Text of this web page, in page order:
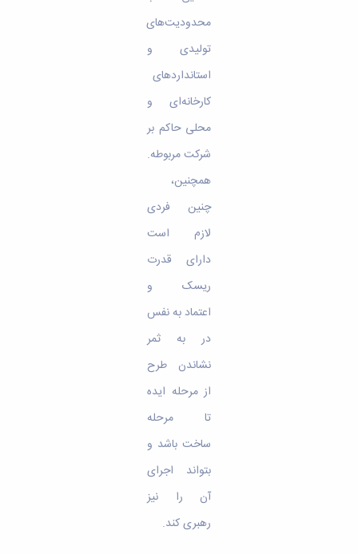
محدودیت‌های
تولیدی و
استانداردهای
کارخانه‌ای و
محلی حاکم بر
شرکت مربوطه.
همچنین،
چنین فردی
لازم است
دارای قدرت
ریسک و
اعتماد به نفس
در به ثمر
نشاندن طرح
از مرحله ایده
تا مرحله
ساخت باشد و
بتواند اجرای
آن را نیز
رهبری کند.